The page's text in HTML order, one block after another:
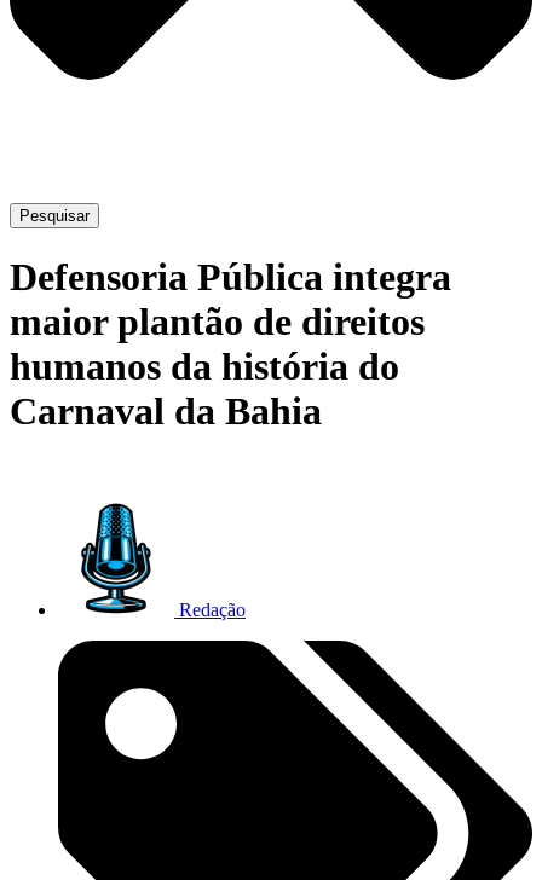
Pesquisar
Defensoria Pública integra
maior plantão de direitos
humanos da história do
Carnaval da Bahia
Redação